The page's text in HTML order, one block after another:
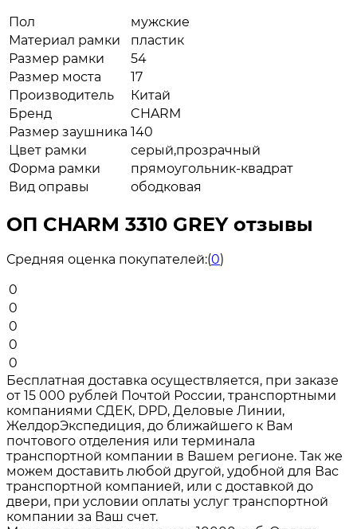
Пол
мужские
Материал рамки
пластик
Размер рамки
54
Размер моста
17
Производитель
Китай
Бренд
CHARM
Размер заушника 140
Цвет рамки
серый,прозрачный
Форма рамки
прямоугольник-квадрат
Вид оправы
ободковая
ОП CHARM 3310 GREY отзывы
Средняя оценка покупателей:(0)
0
0
0
0
0
Бесплатная доставка осуществляется, при заказе
от 15 000 рублей Почтой России, транспортными
компаниями СДЕК, DPD, Деловые Линии,
ЖелдорЭкспедиция, до ближайшего к Вам
почтового отделения или терминала
транспортной компании в Вашем регионе. Так же
можем доставить любой другой, удобной для Вас
транспортной компанией, или с доставкой до
двери, при условии оплаты услуг транспортной
компании за Ваш счет.